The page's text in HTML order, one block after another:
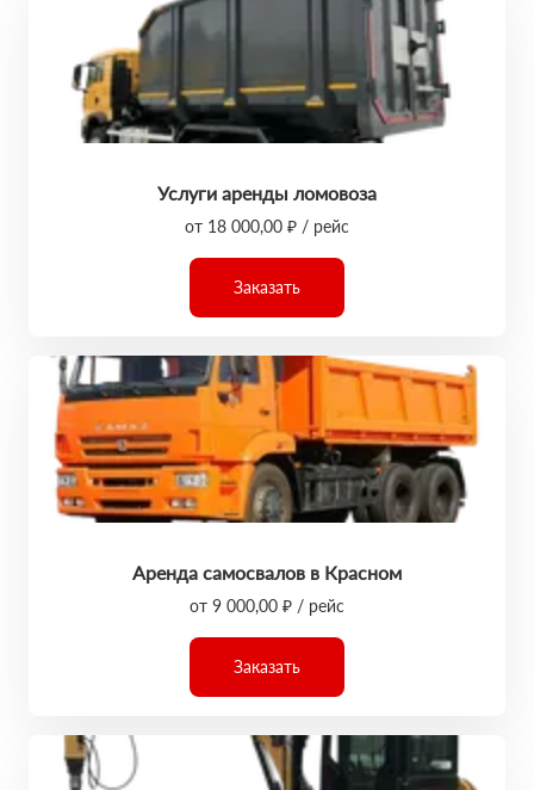
Услуги аренды ломовоза
от 18 000,00 ₽ / рейс
Заказать
Аренда самосвалов в Красном
от 9 000,00 ₽ / рейс
Заказать